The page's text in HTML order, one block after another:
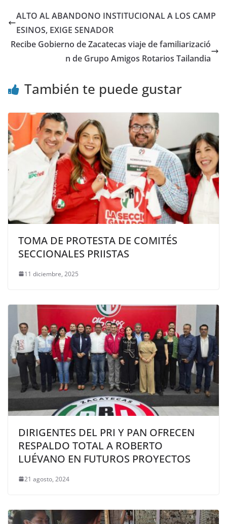
ALTO AL ABANDONO INSTITUCIONAL A LOS CAMP
ESINOS, EXIGE SENADOR
Recibe Gobierno de Zacatecas viaje de familiarizació
n de Grupo Amigos Rotarios Tailandia
También te puede gustar
TOMA DE PROTESTA DE COMITÉS
SECCIONALES PRIISTAS
11 diciembre, 2025
DIRIGENTES DEL PRI Y PAN OFRECEN
RESPALDO TOTAL A ROBERTO
LUÉVANO EN FUTUROS PROYECTOS
21 agosto, 2024